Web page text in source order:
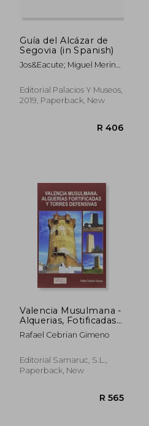
Guía del Alcázar de
Segovia (in Spanish)
Jos&Eacute; Miguel Merino
Editorial Palacios Y Museos,
2019, Paperback, New
Valencia Musulmana -
Alquerias, Fotificadas
y Torres Defensivas
(in Spanish)
Rafael Cebrian Gimeno
Editorial Samaruc, S.L.,
Paperback, New